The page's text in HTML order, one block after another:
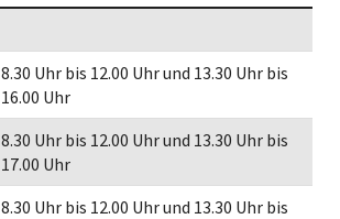
8.30 Uhr bis 12.00 Uhr und 13.30 Uhr bis
16.00 Uhr
8.30 Uhr bis 12.00 Uhr und 13.30 Uhr bis
17.00 Uhr
8.30 Uhr bis 12.00 Uhr und 13.30 Uhr bis